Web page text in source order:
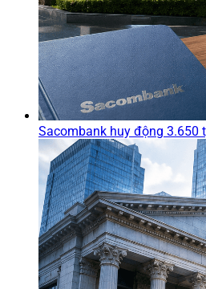
Sacombank huy động 3.650